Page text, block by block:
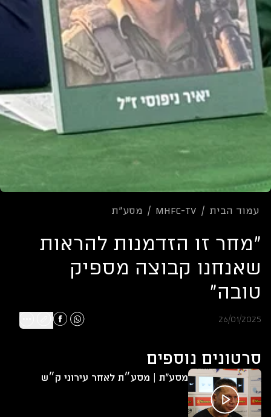
עמוד הבית /
mhfc-tv
/ מסע"ת
"מחר זו הזדמנות להראות
שאנחנו קבוצה מספיק
טובה"
26/01/2025
סרטונים נוספים
מסע"ת | מסע״ת לאחר עירוני ק״ש